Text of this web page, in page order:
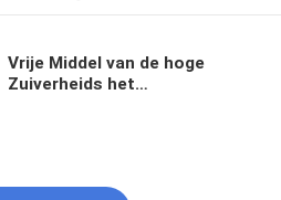
Vrije Middel van de hoge
Zuiverheids het